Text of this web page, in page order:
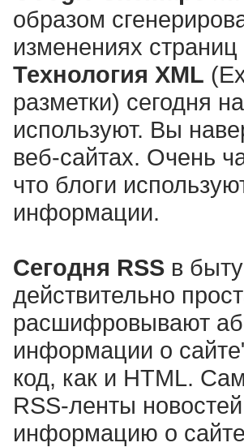
образом
изменениях
Технология XML
разметки) сегодня
используют. Вы
веб-сайтах. Очень
что блоги
информации.
Сегодня RSS в
действительно
расшифровывают
информации о
код, как и HTML.
RSS-ленты
информацию о